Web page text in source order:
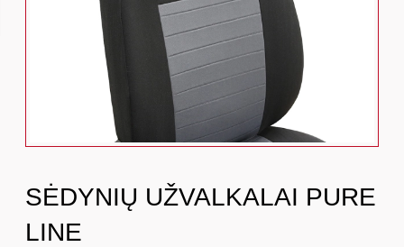
SĖDYNIŲ UŽVALKALAI PURE
LINE